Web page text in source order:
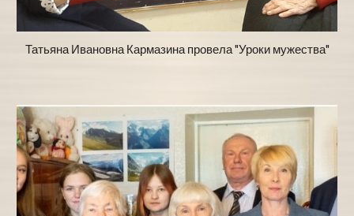
Татьяна Ивановна Кармазина провела "Уроки мужества"